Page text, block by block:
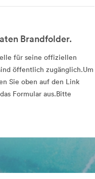
Brandfolder.
für seine offiziellen
öffentlich zugänglich.Um
Sie oben auf den Link
Formular aus.Bitte